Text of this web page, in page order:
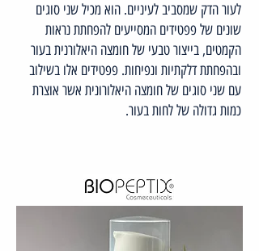
לעור הדק שמסביב לעיניים. הוא מכיל שני סוגים
שונים של פפטידים המסייעים להפחתת נראות
הקמטים, בייצור טבעי של חומצה היאלורנית בעור
ובהפחתת דלקתיות ונפיחות. פפטידים אלו בשילוב
עם שני סוגים של חומצה היאלורונית אשר אוצרת
כמות גדולה של לחות בעור.